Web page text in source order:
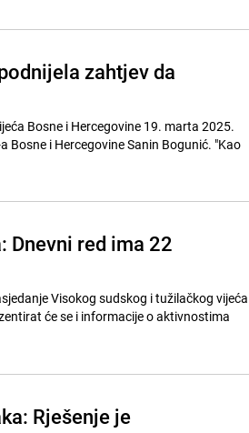
zahtjev da
Bosne i Hercegovine 19. marta 2025.
Bosne i Hercegovine Sanin Bogunić. "Kao
Dnevni red ima 22
Visokog sudskog i tužilačkog vijeća
će se i informacije o aktivnostima
Rješenje je